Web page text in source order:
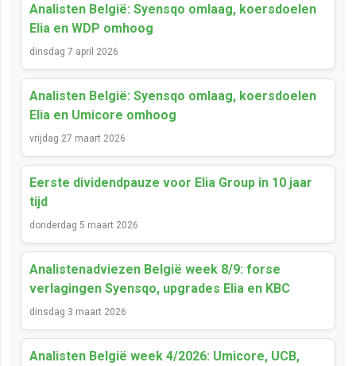
Analisten België: Syensqo omlaag, koersdoelen
Elia en WDP omhoog
dinsdag 7 april 2026
Analisten België: Syensqo omlaag, koersdoelen
Elia en Umicore omhoog
vrijdag 27 maart 2026
Eerste dividendpauze voor Elia Group in 10 jaar
tijd
donderdag 5 maart 2026
Analistenadviezen België week 8/9: forse
verlagingen Syensqo, upgrades Elia en KBC
dinsdag 3 maart 2026
Analisten België week 4/2026: Umicore, UCB,